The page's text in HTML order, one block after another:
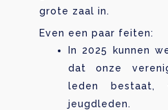
grote zaal in.
Even een paar feiten:
In 2025 kunnen
dat onze
leden bestaat,
jeugdleden.